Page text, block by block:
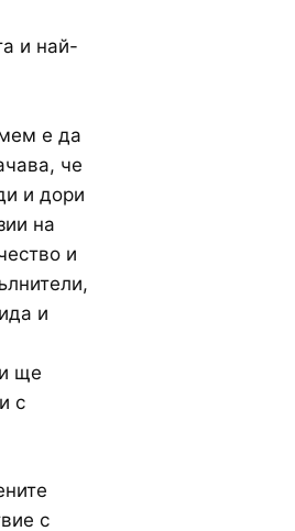
и най-
е да
че
и дори
на
и
и
ще
с
с